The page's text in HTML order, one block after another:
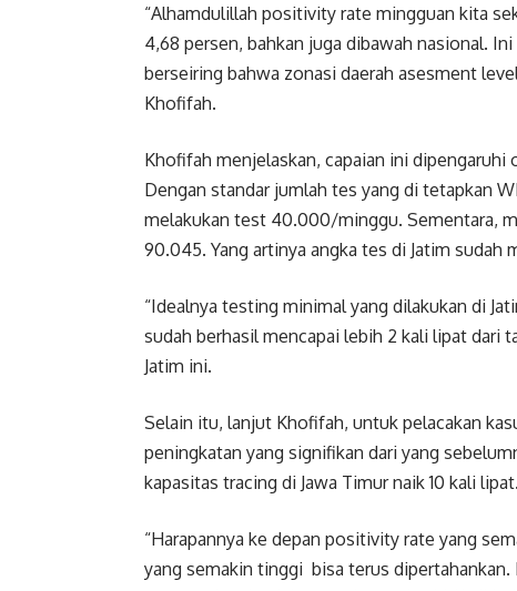
“Alhamdulillah positivity rate mingguan kita
4,68 persen, bahkan juga dibawah nasional.
berseiring bahwa zonasi daerah asesment
Khofifah.
Khofifah menjelaskan, capaian ini
Dengan standar jumlah tes yang di tetapkan
melakukan test 40.000/minggu. Sementara,
90.045. Yang artinya angka tes di Jatim sudah
“Idealnya testing minimal yang dilakukan di
sudah berhasil mencapai lebih 2 kali lipat dari
Jatim ini.
Selain itu, lanjut Khofifah, untuk pelacakan
peningkatan yang signifikan dari yang
kapasitas tracing di Jawa Timur naik 10 kali lipat.
“Harapannya ke depan positivity rate yang
yang semakin tinggi bisa terus